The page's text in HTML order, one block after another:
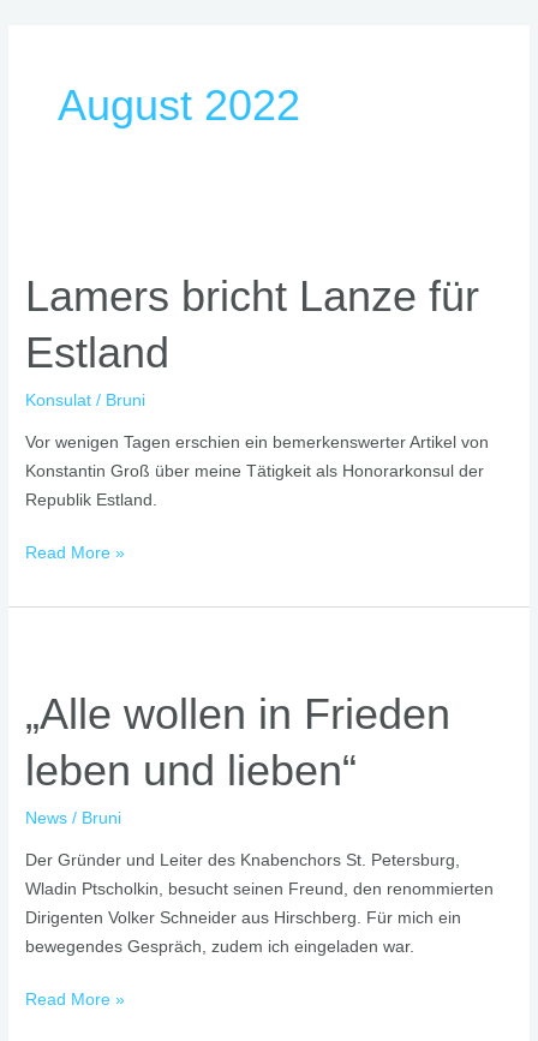
August 2022
Lamers bricht Lanze für
Estland
Konsulat / Bruni
Vor wenigen Tagen erschien ein bemerkenswerter Artikel von
Konstantin Groß über meine Tätigkeit als Honorarkonsul der
Republik Estland.
Lanze
für
Estland
Read More »
„Alle wollen in Frieden
leben und lieben“
News / Bruni
Der Gründer und Leiter des Knabenchors St. Petersburg,
Wladin Ptscholkin, besucht seinen Freund, den renommierten
Dirigenten Volker Schneider aus Hirschberg. Für mich ein
bewegendes Gespräch, zudem ich eingeladen war.
Frieden
leben
und
lieben“
Read More »